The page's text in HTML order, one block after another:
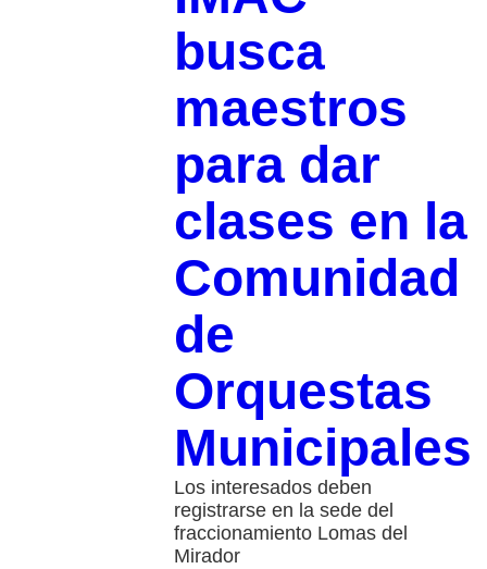
busca
maestros
para dar
clases en la
Comunidad
de
Orquestas
Municipales
Los interesados deben
registrarse en la sede del
fraccionamiento Lomas del
Mirador